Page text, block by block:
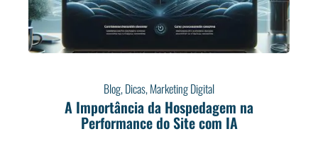
Blog,Dicas,Marketing Digital
A Importância da Hospedagem na
Performance do Site com IA